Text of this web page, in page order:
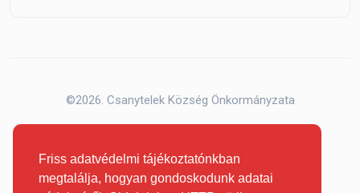
©2026. Csanytelek Község Önkormányzata
Tetejére
Friss adatvédelmi tájékoztatónkban
megtalálja, hogyan gondoskodunk adatai